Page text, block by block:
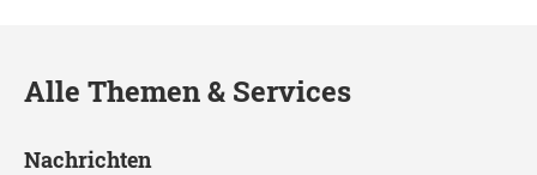
Alle Themen & Services
Nachrichten